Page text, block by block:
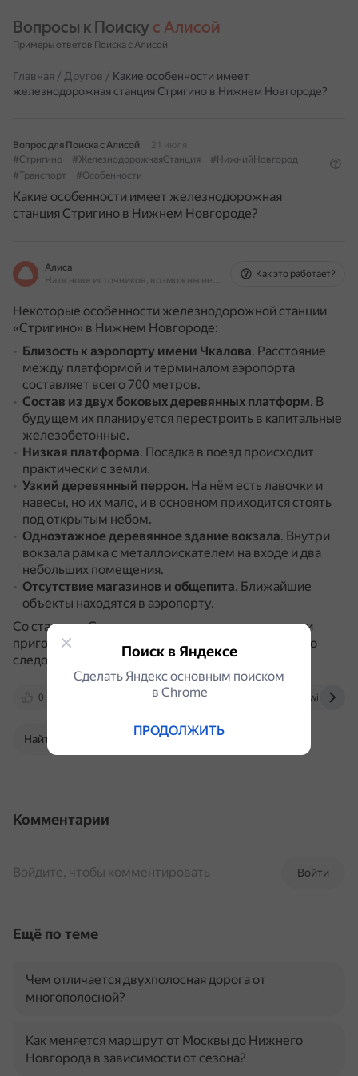
Вопросы к Поиску с Алисой
Примеры ответов Поиска с Алисой
Главная / Другое / Какие особенности имеет
железнодорожная станция Стригино в Нижнем Новгороде?
Вопрос для Поиска с Алисой
21 июля
#Стригино
#ЖелезнодорожнаяСтанция
#НижнийНовгород
#Транспорт
#Особенности
Какие особенности имеет железнодорожная
станция Стригино в Нижнем Новгороде?
Алиса
На основе источников, возможны неточности
Как это работает?
Некоторые особенности железнодорожной станции
«Стригино» в Нижнем Новгороде:
Близость к аэропорту имени Чкалова. Расстояние
между платформой и терминалом аэропорта
составляет всего 700 метров.
Состав из двух боковых деревянных платформ. В
будущем их планируется перестроить в капитальные
железобетонные.
Низкая платформа. Посадка в поезд происходит
практически с земли.
Узкий деревянный перрон. На нём есть лавочки и
навесы, но их мало, и в основном приходится стоять
под открытым небом.
Одноэтажное деревянное здание вокзала. Внутри
вокзала рамка с металлоискателем на входе и два
небольших помещения.
Отсутствие магазинов и общепита. Ближайшие
объекты находятся в аэропорту.
Со станции «Стригино» отправляются городские и
пригородные электрички, а также поезда дальнего
следования.
0 newsnn.ru otzovik.com
Найти в Поиске
Комментарии
Войти
Войдите, чтобы комментировать
Ещё по теме
Чем отличается двухполосная дорога от
многополосной?
Как меняется маршрут от Москвы до Нижнего
Новгорода в зависимости от сезона?
Поиск в Яндексе
Сделать Яндекс основным поиском
в Сhrome
ПРОДОЛЖИТЬ